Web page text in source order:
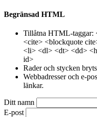
Begränsad HTML
Tillåtna HTML-taggar:
<cite> <blockquote
<li> <dl> <dt> <dd>
id>
Rader och stycken
Webbadresser och e-
länkar.
Ditt namn
E-post